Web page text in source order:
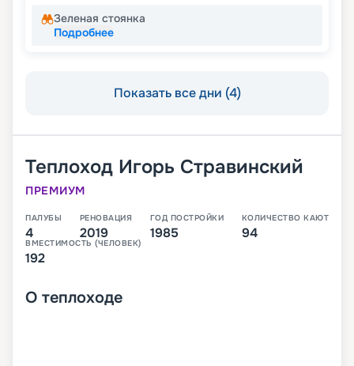
Зеленая стоянка
Подробнее
Показать все дни (4)
Теплоход Игорь Стравинский
ПРЕМИУМ
ПАЛУБЫ
4
РЕНОВАЦИЯ
2019
ГОД ПОСТРОЙКИ
1985
КОЛИЧЕСТВО КАЮТ
94
ВМЕСТИМОСТЬ (ЧЕЛОВЕК)
192
О теплоходе